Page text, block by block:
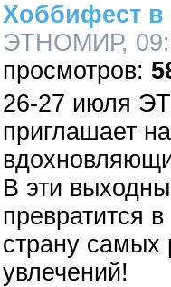
Хоббифест
ЭТНОМИР,
26-27 июля
приглашает
В эти
превратится
страну самых
увлечений!